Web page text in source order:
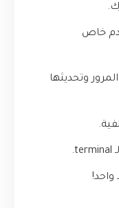
خاص
وتحديثها